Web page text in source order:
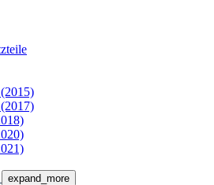
expand_more